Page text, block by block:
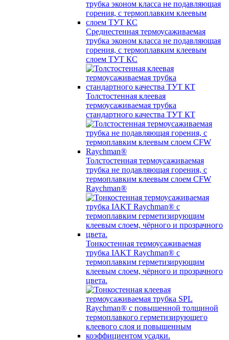
Среднестенная термоусаживаемая
трубка эконом класса не подавляющая
горения, с термоплавким клеевым
слоем ТУТ КС
Толстостенная клеевая
термоусаживаемая трубка
стандартного качества ТУТ КТ
Толстостенная термоусаживаемая
трубка не подавляющая горения, с
термоплавким клеевым слоем CFW
Raychman®
Тонкостенная термоусаживаемая
трубка IAKT Raychman® с
термоплавким герметизирующим
клеевым слоем, чёрного и прозрачного
цвета.